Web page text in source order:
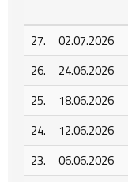
27.
02.07.2026
26.
24.06.2026
25.
18.06.2026
24.
12.06.2026
23.
06.06.2026